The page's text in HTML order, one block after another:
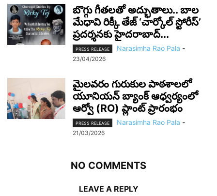
బొగ్గు గీతలతో అద్భుతాలు.. బాల
మేధావి రిక్కీ తేజ్ ‘చార్కోల్ స్టోరీస్’
ప్రదర్శనకు హైదరాబాద్...
PRESS RELEASE Narasimha Rao Pala -
23/04/2026
మైలవరం గురుకుల పాఠశాలలో
యూనియన్ బ్యాంక్ ఆధ్వర్యంలో
ఆర్వో (RO) ప్లాంట్ ప్రారంభం
PRESS RELEASE Narasimha Rao Pala -
21/03/2026
NO COMMENTS
LEAVE A REPLY